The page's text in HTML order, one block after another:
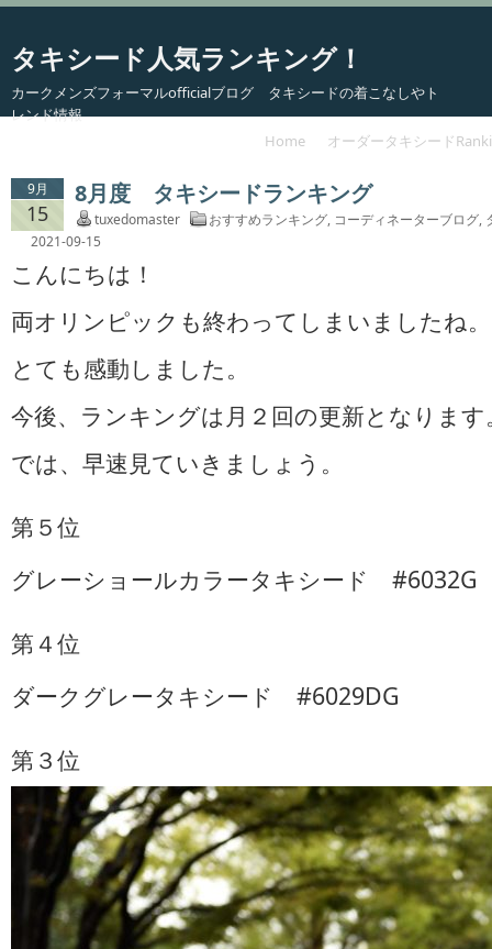
タキシード人気ランキング！
カークメンズフォーマルofficialブログ タキシードの着こなしやト
レンド情報
Home
オーダータキシード
9月
15
8月度 タキシードランキング
tuxedomaster おすすめランキング, コーディネーターブログ,
2021-09-15
こんにちは！
両オリンピックも終わってしまいましたね。
とても感動しました。
今後、ランキングは月２回の更新となります
では、早速見ていきましょう。
第５位
グレーショールカラータキシード #6032G
第４位
ダークグレータキシード #6029DG
第３位